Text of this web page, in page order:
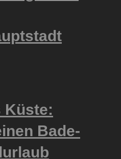
Küste:
Bade-